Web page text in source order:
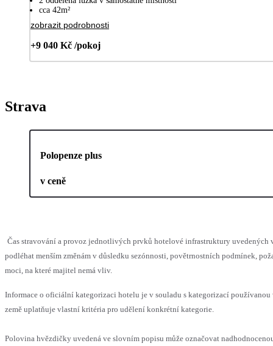
cca 42m²
zobrazit podrobnosti
+9 040 Kč /pokoj
Strava
Polopenze plus
v ceně
Čas stravování a provoz jednotlivých prvků hotelové infrastruktury uvedených
podléhat menším změnám v důsledku sezónnosti, povětrnostních podmínek,
moci, na které majitel nemá vliv.
Informace o oficiální kategorizaci hotelu je v souladu s kategorizací používanou
země uplatňuje vlastní kritéria pro udělení konkrétní kategorie.
Polovina hvězdičky uvedená ve slovním popisu může označovat